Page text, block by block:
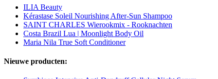
ILIA Beauty
Kérastase Soleil Nourishing After-Sun Shampoo
SAINT CHARLES Wierookmix - Rooknachten
Costa Brazil Lua | Moonlight Body Oil
Maria Nila True Soft Conditioner
Nieuwe producten: